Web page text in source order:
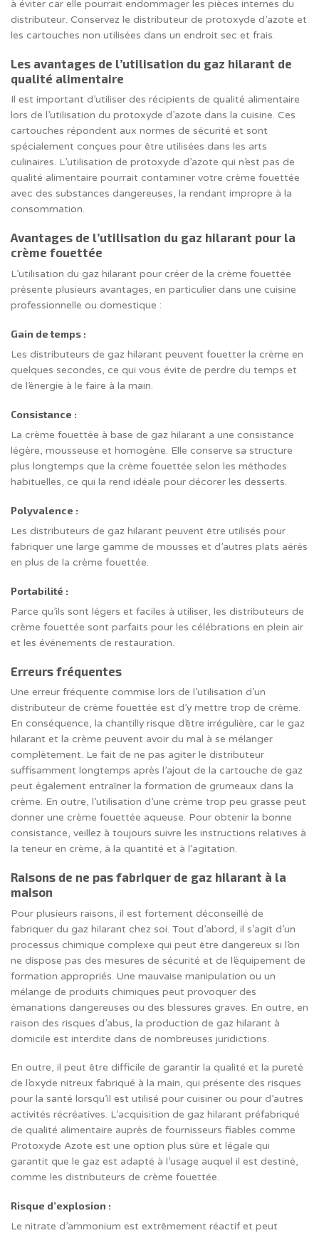
à éviter car elle pourrait endommager les pièces internes du
distributeur. Conservez le distributeur de protoxyde d’azote et
les cartouches non utilisées dans un endroit sec et frais.
Les avantages de l’utilisation du gaz hilarant de
qualité alimentaire
Il est important d’utiliser des récipients de qualité alimentaire
lors de l’utilisation du protoxyde d’azote dans la cuisine. Ces
cartouches répondent aux normes de sécurité et sont
spécialement conçues pour être utilisées dans les arts
culinaires. L’utilisation de protoxyde d’azote qui n’est pas de
qualité alimentaire pourrait contaminer votre crème fouettée
avec des substances dangereuses, la rendant impropre à la
consommation.
Avantages de l’utilisation du gaz hilarant pour la
crème fouettée
L’utilisation du gaz hilarant pour créer de la crème fouettée
présente plusieurs avantages, en particulier dans une cuisine
professionnelle ou domestique :
Gain de temps :
Les distributeurs de gaz hilarant peuvent fouetter la crème en
quelques secondes, ce qui vous évite de perdre du temps et
de l’énergie à le faire à la main.
Consistance :
La crème fouettée à base de gaz hilarant a une consistance
légère, mousseuse et homogène. Elle conserve sa structure
plus longtemps que la crème fouettée selon les méthodes
habituelles, ce qui la rend idéale pour décorer les desserts.
Polyvalence :
Les distributeurs de gaz hilarant peuvent être utilisés pour
fabriquer une large gamme de mousses et d’autres plats aérés
en plus de la crème fouettée.
Portabilité :
Parce qu’ils sont légers et faciles à utiliser, les distributeurs de
crème fouettée sont parfaits pour les célébrations en plein air
et les événements de restauration.
Erreurs fréquentes
Une erreur fréquente commise lors de l’utilisation d’un
distributeur de crème fouettée est d’y mettre trop de crème.
En conséquence, la chantilly risque d’être irrégulière, car le gaz
hilarant et la crème peuvent avoir du mal à se mélanger
complètement. Le fait de ne pas agiter le distributeur
suffisamment longtemps après l’ajout de la cartouche de gaz
peut également entraîner la formation de grumeaux dans la
crème. En outre, l’utilisation d’une crème trop peu grasse peut
donner une crème fouettée aqueuse. Pour obtenir la bonne
consistance, veillez à toujours suivre les instructions relatives à
la teneur en crème, à la quantité et à l’agitation.
Raisons de ne pas fabriquer de gaz hilarant à la
maison
Pour plusieurs raisons, il est fortement déconseillé de
fabriquer du gaz hilarant chez soi. Tout d’abord, il s’agit d’un
processus chimique complexe qui peut être dangereux si l’on
ne dispose pas des mesures de sécurité et de l’équipement de
formation appropriés. Une mauvaise manipulation ou un
mélange de produits chimiques peut provoquer des
émanations dangereuses ou des blessures graves. En outre, en
raison des risques d’abus, la production de gaz hilarant à
domicile est interdite dans de nombreuses juridictions.
En outre, il peut être difficile de garantir la qualité et la pureté
de l’oxyde nitreux fabriqué à la main, qui présente des risques
pour la santé lorsqu’il est utilisé pour cuisiner ou pour d’autres
activités récréatives. L’acquisition de gaz hilarant préfabriqué
de qualité alimentaire auprès de fournisseurs fiables comme
Protoxyde Azote est une option plus sûre et légale qui
garantit que le gaz est adapté à l’usage auquel il est destiné,
comme les distributeurs de crème fouettée.
Risque d’explosion :
Le nitrate d’ammonium est extrêmement réactif et peut